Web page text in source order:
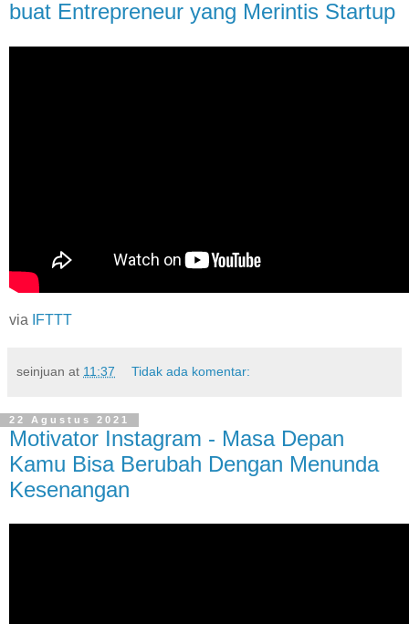
buat Entrepreneur yang Merintis Startup
via IFTTT
seinjuan at 11:37 Tidak ada komentar:
22 Agustus 2021
Motivator Instagram - Masa Depan
Kamu Bisa Berubah Dengan Menunda
Kesenangan